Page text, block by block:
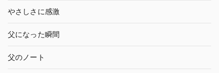
やさしさに感激
父になった瞬間
父のノート